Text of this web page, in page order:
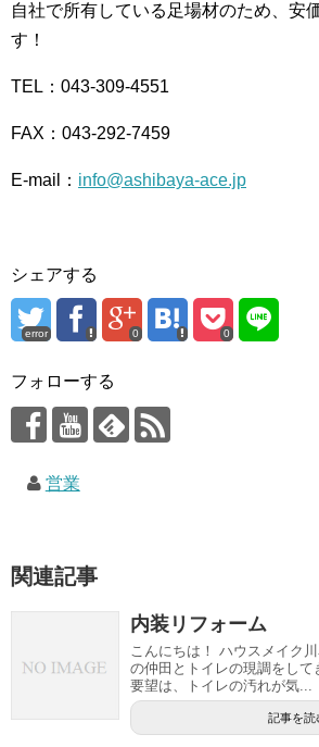
自社で所有している足場材のため、安
す！
TEL：043-309-4551
FAX：043-292-7459
E-mail： info@ashibaya-ace.jp
シェアする
error 0 0
フォローする
営業
関連記事
内装リフォーム
こんにちは！ ハウスメイク
の仲田とトイレの現調をし
要望は、トイレの汚れが気...
記事を読